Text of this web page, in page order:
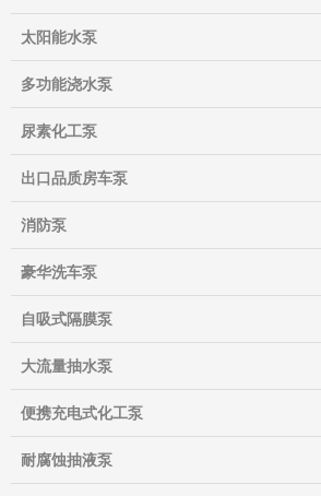
太阳能水泵
多功能浇水泵
尿素化工泵
出口品质房车泵
消防泵
豪华洗车泵
自吸式隔膜泵
大流量抽水泵
便携充电式化工泵
耐腐蚀抽液泵